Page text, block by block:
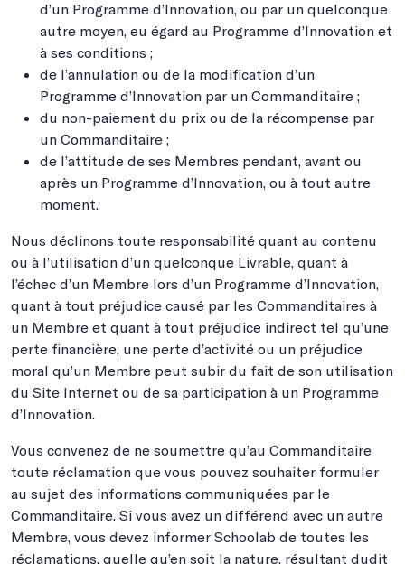
d’un Programme d’Innovation, ou par un quelconque
autre moyen, eu égard au Programme d’Innovation et
à ses conditions ;
de l’annulation ou de la modification d’un
Programme d’Innovation par un Commanditaire ;
du non-paiement du prix ou de la récompense par
un Commanditaire ;
de l’attitude de ses Membres pendant, avant ou
après un Programme d’Innovation, ou à tout autre
moment.
Nous déclinons toute responsabilité quant au contenu
ou à l’utilisation d’un quelconque Livrable, quant à
l’échec d’un Membre lors d’un Programme d’Innovation,
quant à tout préjudice causé par les Commanditaires à
un Membre et quant à tout préjudice indirect tel qu’une
perte financière, une perte d’activité ou un préjudice
moral qu’un Membre peut subir du fait de son utilisation
du Site Internet ou de sa participation à un Programme
d’Innovation.
Vous convenez de ne soumettre qu’au Commanditaire
toute réclamation que vous pouvez souhaiter formuler
au sujet des informations communiquées par le
Commanditaire. Si vous avez un différend avec un autre
Membre, vous devez informer Schoolab de toutes les
réclamations, quelle qu’en soit la nature, résultant dudit